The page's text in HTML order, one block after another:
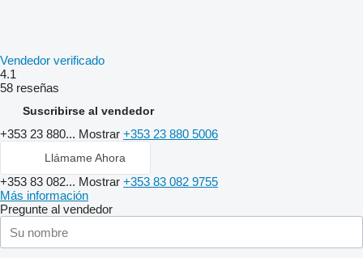
Vendedor verificado
4.1
58 reseñas
Suscribirse al vendedor
+353 23 880... Mostrar +353 23 880 5006
Llámame Ahora
+353 83 082... Mostrar +353 83 082 9755
Más información
Pregunte al vendedor